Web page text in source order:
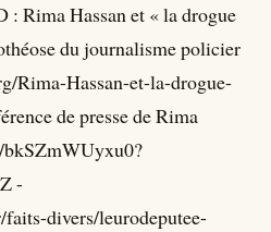
Rima Hassan et « la drogue
du journalisme policier
Rima-Hassan-et-la-drogue-
de presse de Rima
bkSZmWUyxu0?
-
divers/leurodeputee-